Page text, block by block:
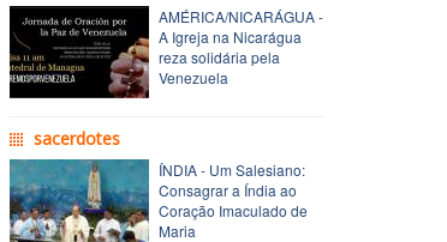
AMÉRICA/NICARÁGUA -
A Igreja na Nicarágua
reza solidária pela
Venezuela
sacerdotes
ÍNDIA - Um Salesiano:
Consagrar a Índia ao
Coração Imaculado de
Maria